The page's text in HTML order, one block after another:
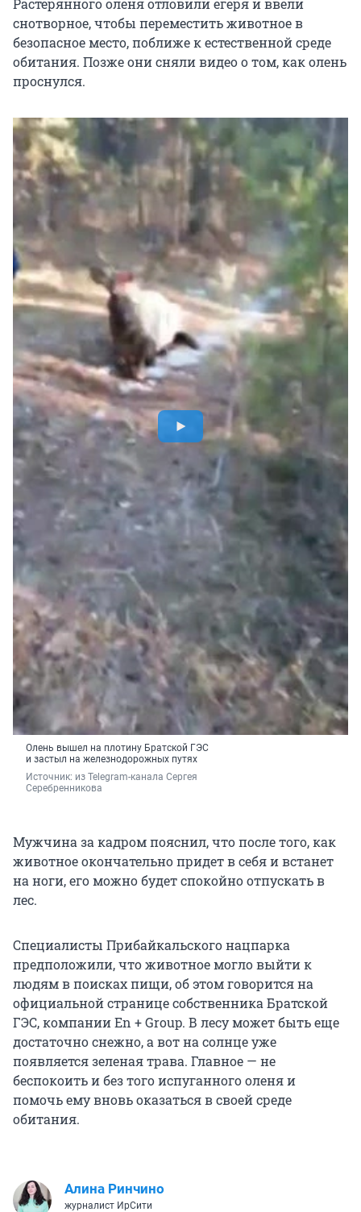
Растерянного оленя отловили егеря и ввели
снотворное, чтобы переместить животное в
безопасное место, поближе к естественной среде
обитания. Позже они сняли видео о том, как олень
проснулся.
Олень вышел на плотину Братской ГЭС
и застыл на железнодорожных путях
Источник: из Telegram-канала Сергея
Серебренникова
Мужчина за кадром пояснил, что после того, как
животное окончательно придет в себя и встанет
на ноги, его можно будет спокойно отпускать в
лес.
Специалисты Прибайкальского нацпарка
предположили, что животное могло выйти к
людям в поисках пищи, об этом говорится на
официальной странице собственника Братской
ГЭС, компании En + Group. В лесу может быть еще
достаточно снежно, а вот на солнце уже
появляется зеленая трава. Главное — не
беспокоить и без того испуганного оленя и
помочь ему вновь оказаться в своей среде
обитания.
Алина Ринчино
журналист ИрСити